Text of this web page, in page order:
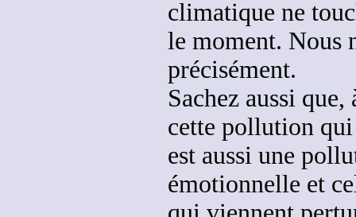
climatique ne
le moment. Nous
précisément.
Sachez aussi
cette pollution
est aussi une
émotionnelle et